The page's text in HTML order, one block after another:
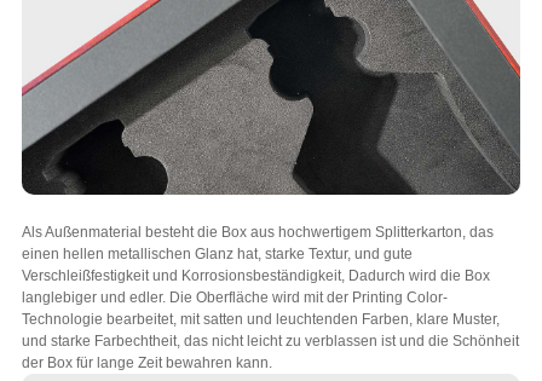
Als Außenmaterial besteht die Box aus hochwertigem Splitterkarton, das
einen hellen metallischen Glanz hat, starke Textur, und gute
Verschleißfestigkeit und Korrosionsbeständigkeit, Dadurch wird die Box
langlebiger und edler. Die Oberfläche wird mit der Printing Color-
Technologie bearbeitet, mit satten und leuchtenden Farben, klare Muster,
und starke Farbechtheit, das nicht leicht zu verblassen ist und die Schönheit
der Box für lange Zeit bewahren kann.